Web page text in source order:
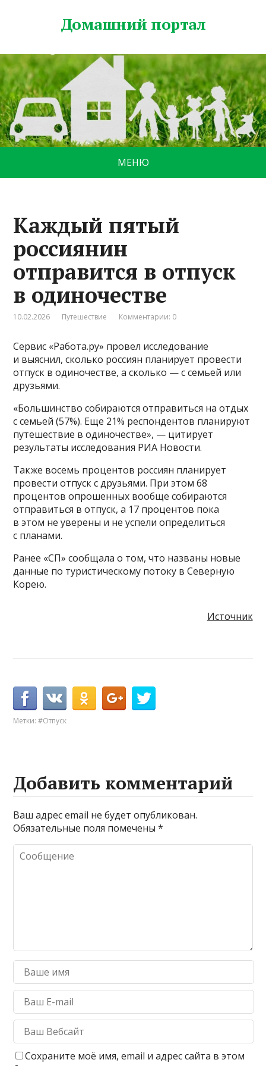
Домашний портал
МЕНЮ
Каждый пятый
россиянин
отправится в отпуск
в одиночестве
10.02.2026 Путешествие Комментарии: 0
Сервис «Работа.ру» провел исследование
и выяснил, сколько россиян планирует провести
отпуск в одиночестве, а сколько — с семьей или
друзьями.
«Большинство собираются отправиться на отдых
с семьей (57%). Еще 21% респондентов планируют
путешествие в одиночестве», — цитирует
результаты исследования РИА Новости.
Также восемь процентов россиян планирует
провести отпуск с друзьями. При этом 68
процентов опрошенных вообще собираются
отправиться в отпуск, а 17 процентов пока
в этом не уверены и не успели определиться
с планами.
Ранее «СП» сообщала о том, что названы новые
данные по туристическому потоку в Северную
Корею.
Источник
Метки:#Отпуск
Добавить комментарий
Ваш адрес email не будет опубликован.
Обязательные поля помечены*
Сохраните моё имя, email и адрес сайта в этом